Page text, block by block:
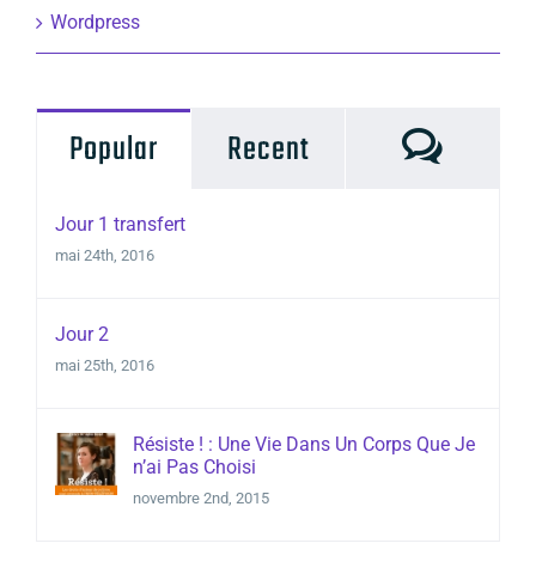
Wordpress
Popular Recent
Jour 1 transfert
mai 24th, 2016
Jour 2
mai 25th, 2016
Résiste ! : Une Vie Dans Un Corps Que Je
n’ai Pas Choisi
novembre 2nd, 2015